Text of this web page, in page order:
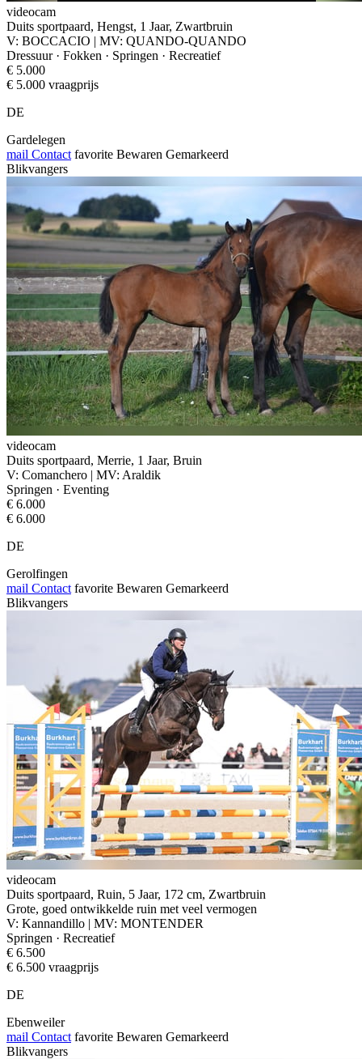
videocam
Duits sportpaard, Hengst, 1 Jaar, Zwartbruin
V: BOCCACIO | MV: QUANDO-QUANDO
Dressuur · Fokken · Springen · Recreatief
€ 5.000
€ 5.000 vraagprijs
DE
Gardelegen
mail Contact favorite Bewaren Gemarkeerd
Blikvangers
videocam
Duits sportpaard, Merrie, 1 Jaar, Bruin
V: Comanchero | MV: Araldik
Springen · Eventing
€ 6.000
€ 6.000
DE
Gerolfingen
mail Contact favorite Bewaren Gemarkeerd
Blikvangers
videocam
Duits sportpaard, Ruin, 5 Jaar, 172 cm, Zwartbruin
Grote, goed ontwikkelde ruin met veel vermogen
V: Kannandillo | MV: MONTENDER
Springen · Recreatief
€ 6.500
€ 6.500 vraagprijs
DE
Ebenweiler
mail Contact favorite Bewaren Gemarkeerd
Blikvangers